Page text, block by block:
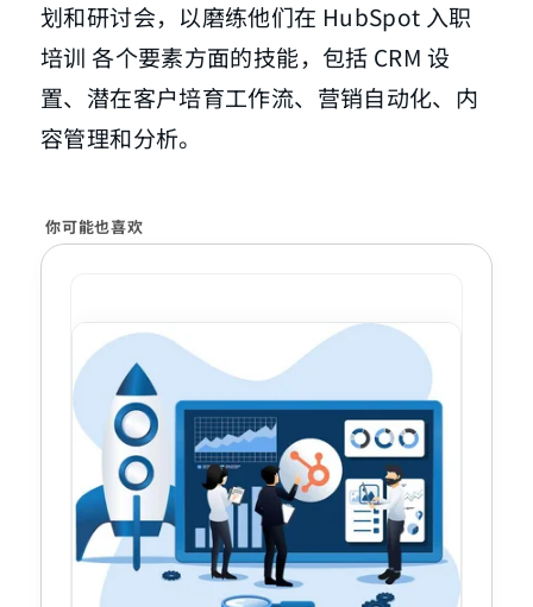
划和研讨会，以磨练他们在 HubSpot 入职
培训 各个要素方面的技能，包括 CRM 设
置、潜在客户培育工作流、营销自动化、内
容管理和分析。
你可能也喜欢